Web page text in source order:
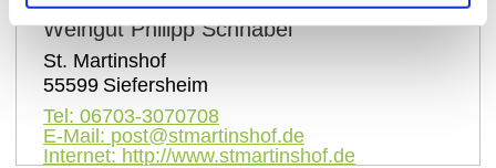
Weingut Philipp Schnabel
St. Martinshof
55599 Siefersheim
Tel: 06703-3070708
E-Mail: post@stmartinshof.de
Internet: http://www.stmartinshof.de